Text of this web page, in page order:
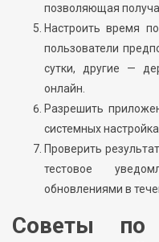
позволяющая
Настроить время
пользователи
сутки, другие —
онлайн.
Разрешить
системных
Проверить
тестовое
обновлениями в
Советы по